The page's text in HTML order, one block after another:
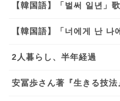
【韓国語】「벌써 일년」
【韓国語】「너에게 난 나
2人暮らし、半年経過
安冨歩さん著『生きる技法